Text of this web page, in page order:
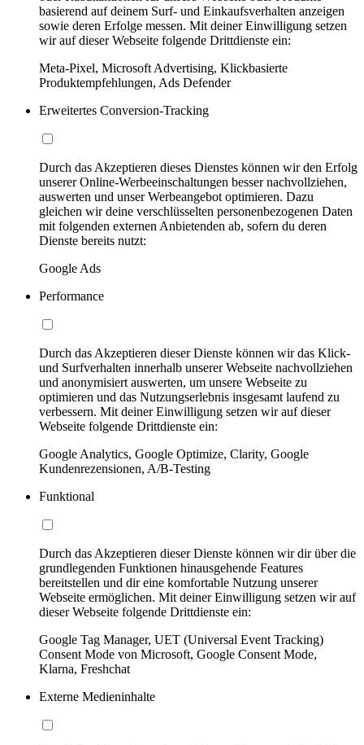
basierend auf deinem Surf- und Einkaufsverhalten anzeigen
sowie deren Erfolge messen. Mit deiner Einwilligung setzen
wir auf dieser Webseite folgende Drittdienste ein:
Meta-Pixel, Microsoft Advertising, Klickbasierte
Produktempfehlungen, Ads Defender
Erweitertes Conversion-Tracking
Durch das Akzeptieren dieses Dienstes können wir den Erfolg
unserer Online-Werbeeinschaltungen besser nachvollziehen,
auswerten und unser Werbeangebot optimieren. Dazu
gleichen wir deine verschlüsselten personenbezogenen Daten
mit folgenden externen Anbietenden ab, sofern du deren
Dienste bereits nutzt:
Google Ads
Performance
Durch das Akzeptieren dieser Dienste können wir das Klick-
und Surfverhalten innerhalb unserer Webseite nachvollziehen
und anonymisiert auswerten, um unsere Webseite zu
optimieren und das Nutzungserlebnis insgesamt laufend zu
verbessern. Mit deiner Einwilligung setzen wir auf dieser
Webseite folgende Drittdienste ein:
Google Analytics, Google Optimize, Clarity, Google
Kundenrezensionen, A/B-Testing
Funktional
Durch das Akzeptieren dieser Dienste können wir dir über die
grundlegenden Funktionen hinausgehende Features
bereitstellen und dir eine komfortable Nutzung unserer
Webseite ermöglichen. Mit deiner Einwilligung setzen wir auf
dieser Webseite folgende Drittdienste ein:
Google Tag Manager, UET (Universal Event Tracking)
Consent Mode von Microsoft, Google Consent Mode,
Klarna, Freshchat
Externe Medieninhalte